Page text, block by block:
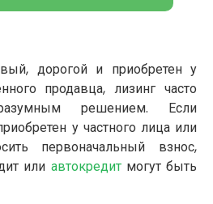
дорогой и приобретен у
продавца, лизинг часто
решением. Если
у частного лица или
первоначальный взнос,
или автокредитмогут быть